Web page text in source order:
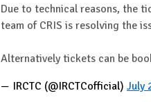
Due to technical reasons, the
team of CRIS is resolving the
Alternatively tickets can be
— IRCTC (@IRCTCofficial) July